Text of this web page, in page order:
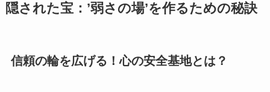
隠された宝：’弱さの場’を作るための秘訣
信頼の輪を広げる！心の安全基地とは？